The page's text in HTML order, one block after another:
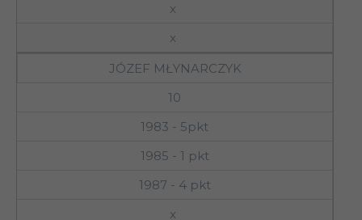
x
x
JÓZEF MŁYNARCZYK
10
1983 - 5pkt
1985 - 1 pkt
1987 - 4 pkt
x